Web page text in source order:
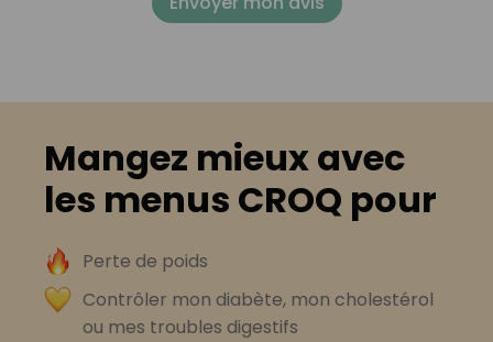
Mangez mieux avec
les menus CROQ pour
Perte de poids
Contrôler mon diabète, mon cholestérol
ou mes troubles digestifs